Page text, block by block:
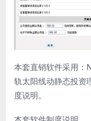
本套直销软件采用：
轨太阳线动静态投资
度说明。